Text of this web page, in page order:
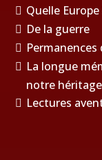
Quelle Europe
De la guerre
Permanences
La longue
notre héritage
Lectures